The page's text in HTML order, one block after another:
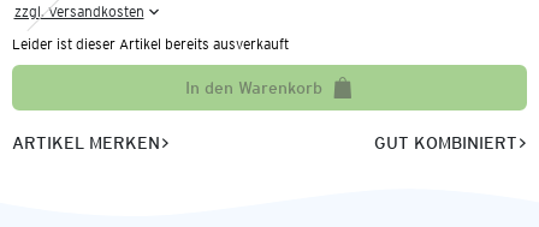
zzgl. Versandkosten
Leider ist dieser Artikel bereits ausverkauft
In den Warenkorb
ARTIKEL MERKEN GUT KOMBINIERT